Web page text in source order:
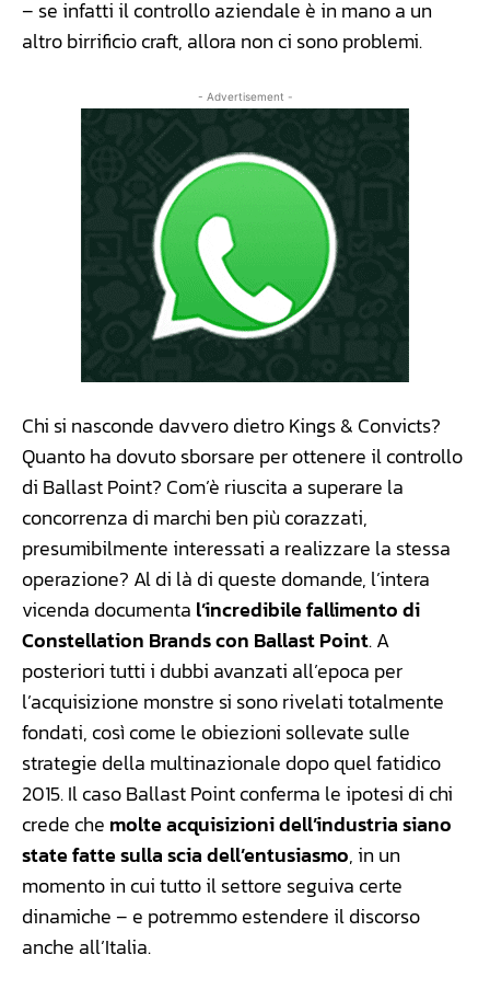
– se infatti il controllo aziendale è in mano a un
altro birrificio craft, allora non ci sono problemi.
- Advertisement -
Chi si nasconde davvero dietro Kings & Convicts?
Quanto ha dovuto sborsare per ottenere il controllo
di Ballast Point? Com’è riuscita a superare la
concorrenza di marchi ben più corazzati,
presumibilmente interessati a realizzare la stessa
operazione? Al di là di queste domande, l’intera
vicenda documenta l’incredibile fallimento di
Constellation Brands con Ballast Point. A
posteriori tutti i dubbi avanzati all’epoca per
l’acquisizione monstre si sono rivelati totalmente
fondati, così come le obiezioni sollevate sulle
strategie della multinazionale dopo quel fatidico
2015. Il caso Ballast Point conferma le ipotesi di chi
crede che molte acquisizioni dell’industria siano
state fatte sulla scia dell’entusiasmo, in un
momento in cui tutto il settore seguiva certe
dinamiche – e potremmo estendere il discorso
anche all’Italia.